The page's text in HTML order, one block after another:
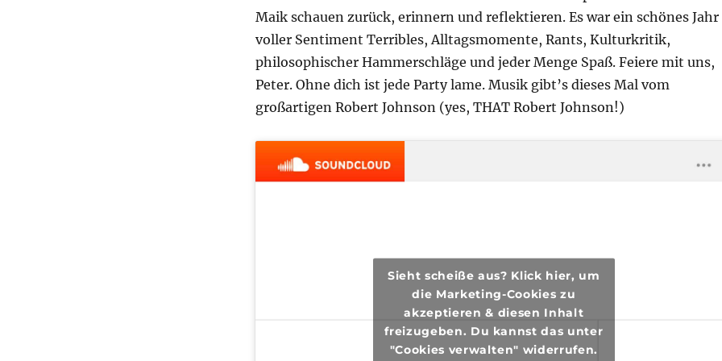
Maik schauen zurück, erinnern und reflektieren. Es war ein schönes Jahr
voller Sentiment Terribles, Alltagsmomente, Rants, Kulturkritik,
philosophischer Hammerschläge und jeder Menge Spaß. Feiere mit uns,
Peter. Ohne dich ist jede Party lame. Musik gibt’s dieses Mal vom
großartigen Robert Johnson (yes, THAT Robert Johnson!)
Sieht scheiße aus? Klick hier, um
die Marketing-Cookies zu
akzeptieren & diesen Inhalt
freizugeben. Du kannst das unter
"Cookies verwalten" widerrufen.